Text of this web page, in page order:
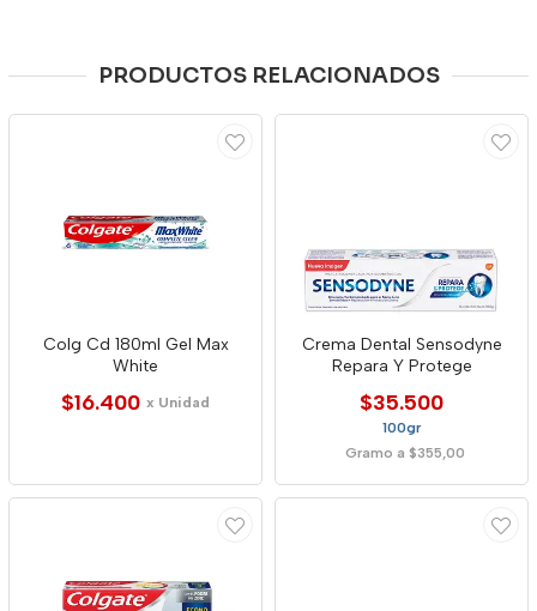
PRODUCTOS RELACIONADOS
Colg Cd 180ml Gel Max
White
$16.400 x Unidad
Crema Dental Sensodyne
Repara Y Protege
$35.500
100gr
Gramo a $355,00